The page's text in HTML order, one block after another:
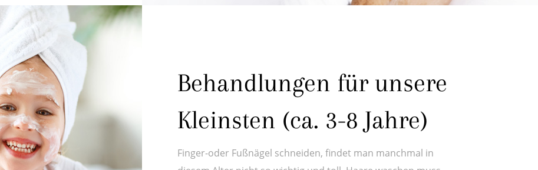
Behandlungen für unsere
Kleinsten (ca. 3-8 Jahre)
Finger-oder Fußnägel schneiden, findet man manchmal in